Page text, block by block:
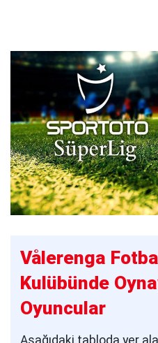
Vålerenga
Kulübünde
Oyuncular
Aşağıdaki tabloda yer